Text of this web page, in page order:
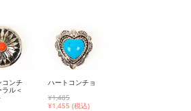
コンチ
ラル＜
ハートコンチョ
¥1,485
¥1,455 (税込)